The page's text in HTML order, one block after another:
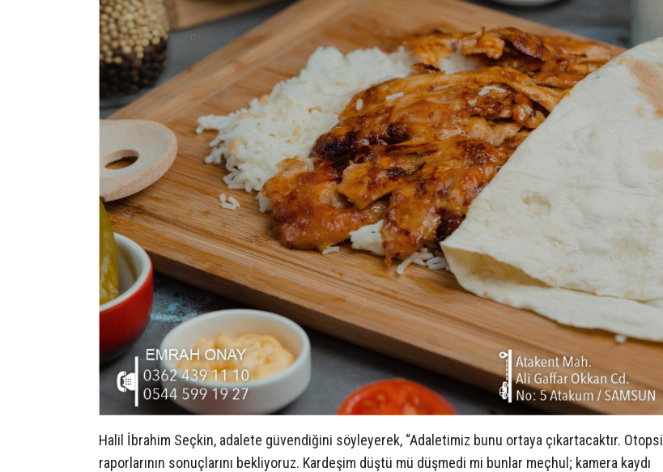
Halil İbrahim Seçkin, adalete güvendiğini söyleyerek, “Adaletimiz bunu ortaya çıkartacaktır. Otopsi
raporlarının sonuçlarını bekliyoruz. Kardeşim düştü mü düşmedi mi bunlar meçhul; kamera kaydı